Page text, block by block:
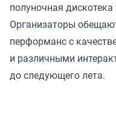
полуночная
Организаторы
перформанс с
и различными
до следующего лета.